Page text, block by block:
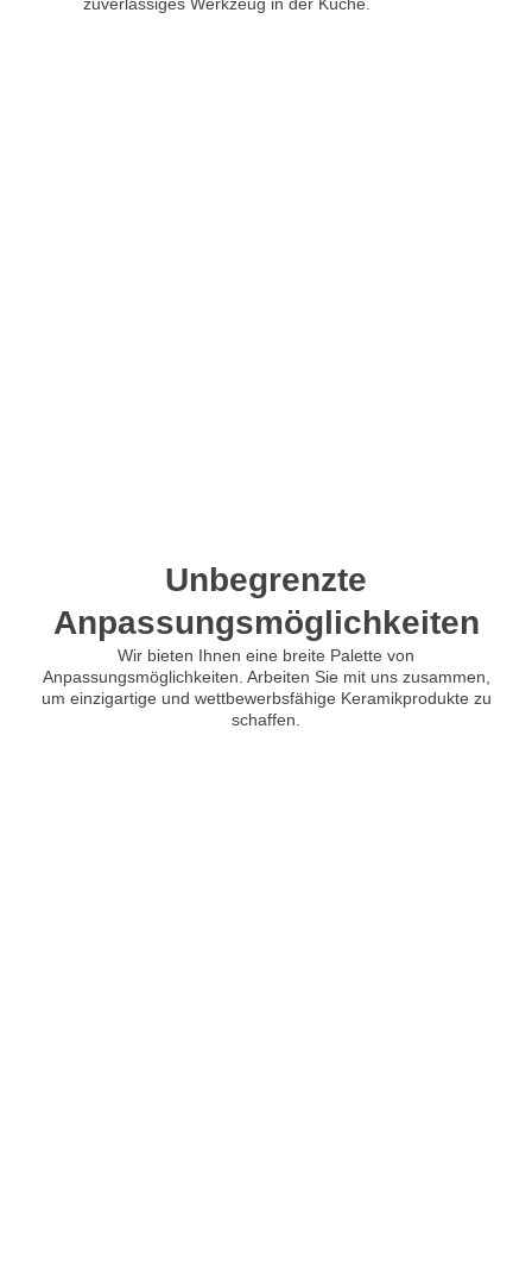
Unbegrenzte
Anpassungsmöglichkeiten
Wir bieten Ihnen eine breite Palette von
Anpassungsmöglichkeiten. Arbeiten Sie mit uns zusammen,
um einzigartige und wettbewerbsfähige Keramikprodukte zu
schaffen.